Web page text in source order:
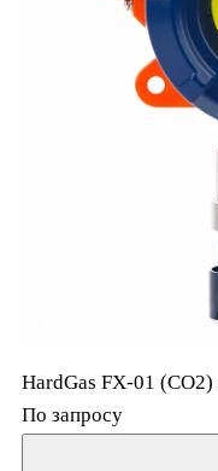
HardGas FX-01 (CO2)
По запросу